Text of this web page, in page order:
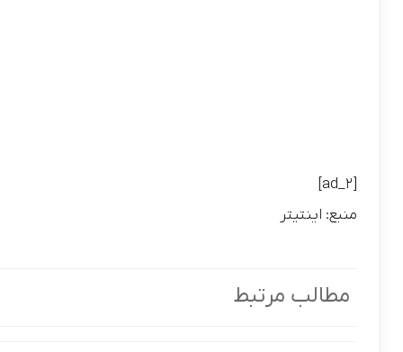
منبع: اینتیتر
مطالب مرتبط